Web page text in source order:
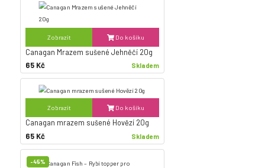
Zobrazit Do košíku
Canagan Mrazem sušené Jehněčí 20g
65 Kč
Skladem
Zobrazit Do košíku
Canagan mrazem sušené Hovězí 20g
65 Kč
Skladem
-45%